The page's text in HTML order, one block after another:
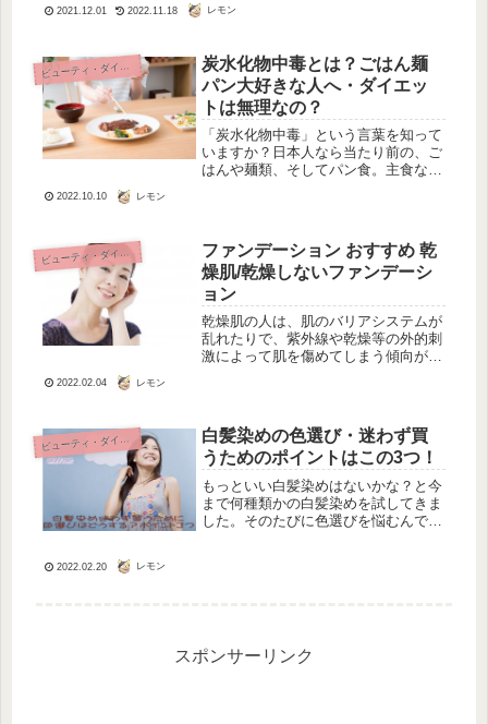
2021.12.01 2022.11.18 レモン
ビ
ューティ・ダイエット
炭水化物中毒とは？ごはん麺
パン大好きな人へ・ダイエッ
トは無理なの？
「炭水化物中毒」という言葉を知って
いますか？日本人なら当たり前の、ご
はんや麺類、そしてパン食。主食なの
とは？ごはん麺パン大好きな人へ・ダ
イ...
2022.10.10 レモン
ビ
ューティ・ダイエット
ファンデーション おすすめ 乾
燥肌/乾燥しないファンデーシ
ョン
乾燥肌の人は、肌のバリアシステムが
乱れたりで、紫外線や乾燥等の外的刺
激によって肌を傷めてしまう傾向があ
魅せること言うのは当然ですが、こん
な...
2022.02.04 レモン
ビ
ューティ・ダイエット
白髪染めの色選び・迷わず買
うためのポイントはこの3つ！
もっといい白髪染めはないかな？と今
まで何種類かの白髪染めを試してきま
した。そのたびに色選びを悩むんです
2022.02.20 レモン
スポンサーリンク